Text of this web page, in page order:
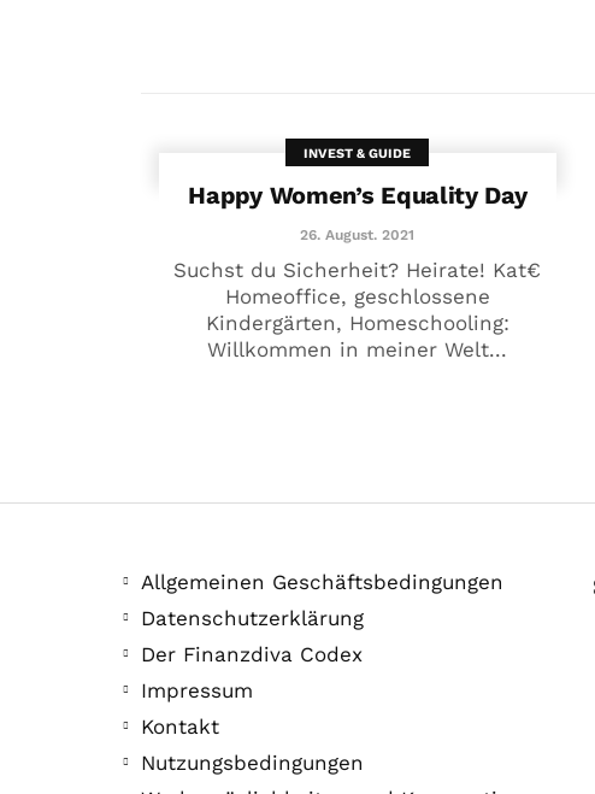
INVEST & GUIDE
Happy Women’s Equality Day
26. August. 2021
Suchst du Sicherheit? Heirate! Kat€
Homeoffice, geschlossene
Kindergärten, Homeschooling:
Willkommen in meiner Welt...
Allgemeinen Geschäftsbedingungen
Datenschutzerklärung
Der Finanzdiva Codex
Impressum
Kontakt
Nutzungsbedingungen